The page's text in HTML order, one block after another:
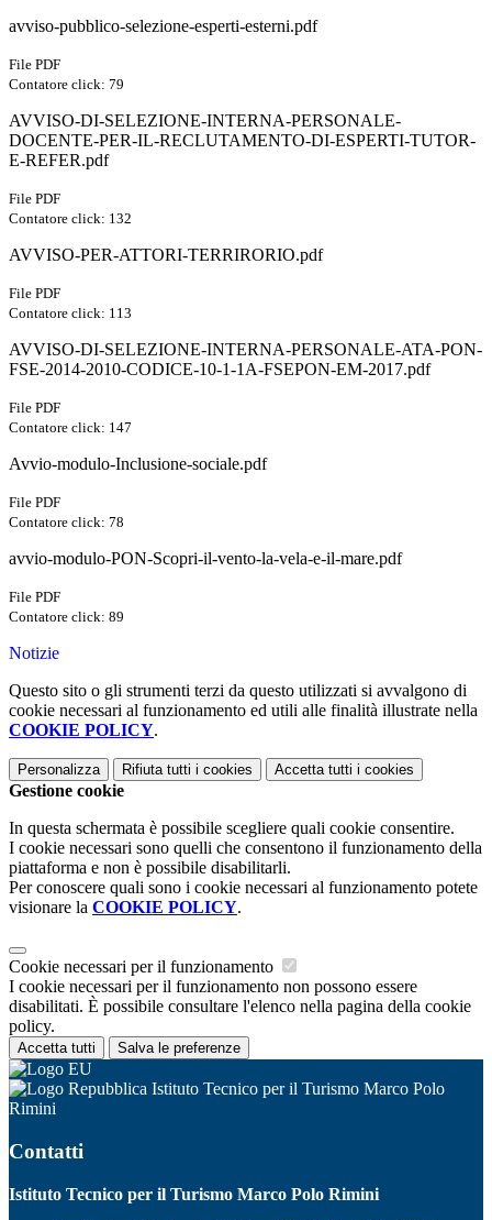
avviso-pubblico-selezione-esperti-esterni.pdf
File PDF
Contatore click: 79
AVVISO-DI-SELEZIONE-INTERNA-PERSONALE-
DOCENTE-PER-IL-RECLUTAMENTO-DI-ESPERTI-TUTOR-
E-REFER.pdf
File PDF
Contatore click: 132
AVVISO-PER-ATTORI-TERRIRORIO.pdf
File PDF
Contatore click: 113
AVVISO-DI-SELEZIONE-INTERNA-PERSONALE-ATA-PON-
FSE-2014-2010-CODICE-10-1-1A-FSEPON-EM-2017.pdf
File PDF
Contatore click: 147
Avvio-modulo-Inclusione-sociale.pdf
File PDF
Contatore click: 78
avvio-modulo-PON-Scopri-il-vento-la-vela-e-il-mare.pdf
File PDF
Contatore click: 89
Notizie
Questo sito o gli strumenti terzi da questo utilizzati si avvalgono di
cookie necessari al funzionamento ed utili alle finalità illustrate nella
COOKIE POLICY.
Personalizza Rifiuta tutti i cookies Accetta tutti i cookies
Gestione cookie
In questa schermata è possibile scegliere quali cookie consentire.
I cookie necessari sono quelli che consentono il funzionamento della
piattaforma e non è possibile disabilitarli.
Per conoscere quali sono i cookie necessari al funzionamento potete
visionare la COOKIE POLICY.
Cookie necessari per il funzionamento
I cookie necessari per il funzionamento non possono essere
disabilitati. È possibile consultare l'elenco nella pagina della cookie
policy.
Accetta tutti Salva le preferenze
Istituto Tecnico per il Turismo Marco Polo
Rimini
Contatti
Istituto Tecnico per il Turismo Marco Polo Rimini